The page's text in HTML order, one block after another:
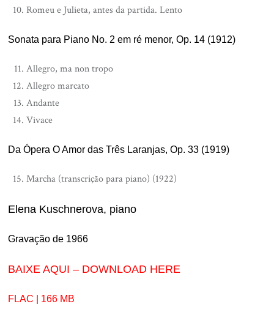
Romeu e Julieta, antes da partida. Lento
Sonata para Piano No. 2 em ré menor, Op. 14 (1912)
Allegro, ma non tropo
Allegro marcato
Andante
Vivace
Da Ópera O Amor das Três Laranjas, Op. 33 (1919)
Marcha (transcrição para piano) (1922)
Elena Kuschnerova, piano
Gravação de 1966
BAIXE AQUI – DOWNLOAD HERE
FLAC | 166 MB